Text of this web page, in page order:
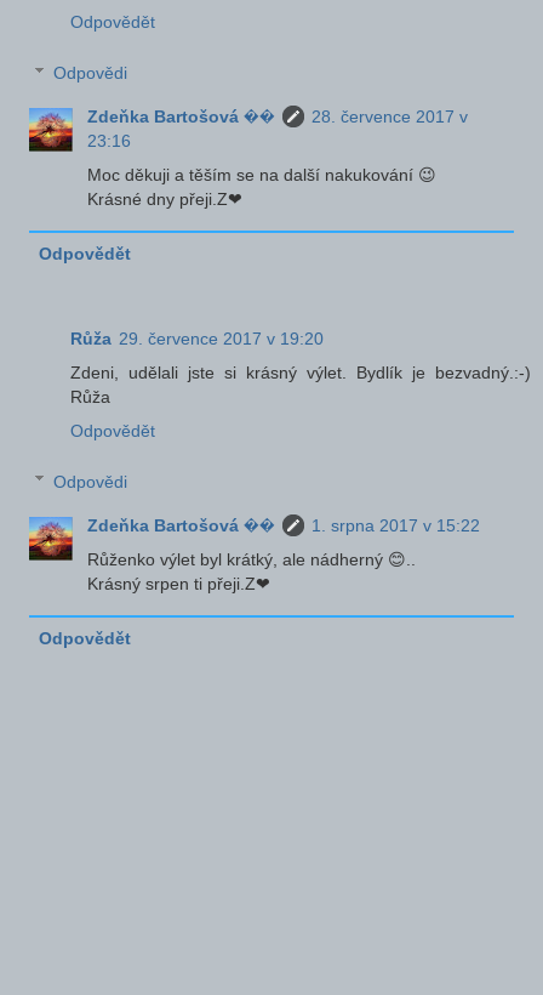
Odpovědět
Odpovědi
Zdeňka Bartošová ��
28. července 2017 v
23:16
Moc děkuji a těším se na další nakukování 😉
Krásné dny přeji.Z❤
Odpovědět
Růža 29. července 2017 v 19:20
Zdeni, udělali jste si krásný výlet. Bydlík je bezvadný.:-)
Růža
Odpovědět
Odpovědi
Zdeňka Bartošová ��
1. srpna 2017 v 15:22
Růženko výlet byl krátký, ale nádherný 😊..
Krásný srpen ti přeji.Z❤
Odpovědět